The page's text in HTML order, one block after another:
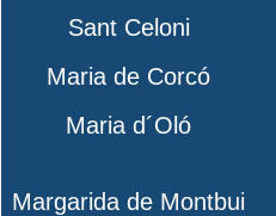
Sant Celoni
Maria de Corcó
Maria d´Oló
Margarida de Montbui